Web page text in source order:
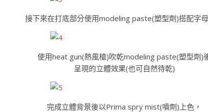
接下來在打底部分使用modeling paste(塑型劑)搭配字
使用heat gun(熱風槍)吹乾modeling paste(塑型劑)
呈現的立體效果(也可自然待乾)
完成立體背景後以Prima spry mist(噴劑)上色，